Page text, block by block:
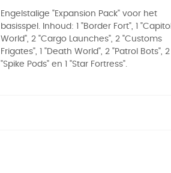
Engelstalige "Expansion Pack" voor het
basisspel. Inhoud: 1 "Border Fort", 1 "Capitol
World", 2 "Cargo Launches", 2 "Customs
Frigates", 1 "Death World", 2 "Patrol Bots", 2
"Spike Pods" en 1 "Star Fortress".